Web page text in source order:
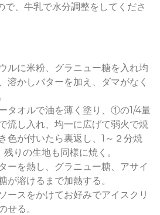
で、牛乳で水分調整をしてくださ
ルに米粉、グラニュー糖を入れ均
溶かしバターを加え、ダマがなく
タオルで油を薄く塗り、①の1/4量
流し入れ、均一に広げて弱火で焼
色が付いたら裏返し、1～２分焼
りの生地も同様に焼く。
ーを熱し、グラニュー糖、アサイ
が溶けるまで加熱する。
スをかけてお好みでアイスクリ
せる。